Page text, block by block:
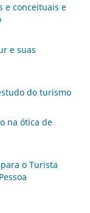
e conceituais e
e suas
do turismo
na ótica de
o Turista